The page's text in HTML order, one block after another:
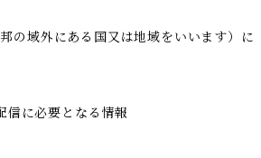
の域外にある国又は地域をいいます）に
信に必要となる情報